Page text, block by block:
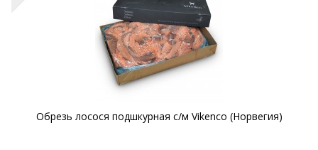
Обрезь лосося подшкурная с/м Vikenco (Норвегия)